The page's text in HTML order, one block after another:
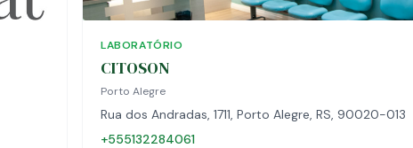
LABORATÓRIO
CITOSON
Porto Alegre
Rua dos Andradas, 1711, Porto Alegre, RS, 90020-013
+555132284061